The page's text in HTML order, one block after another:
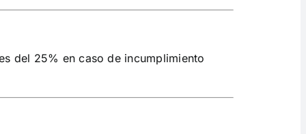
del 25% en caso de incumplimiento